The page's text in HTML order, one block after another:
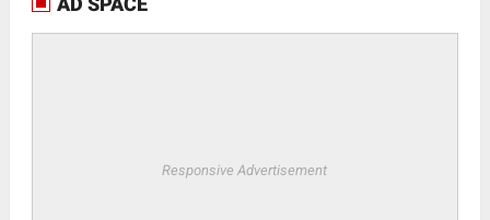
Responsive Advertisement